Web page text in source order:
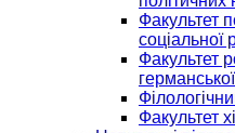
Факультет
соціальної
Факультет
Факультет